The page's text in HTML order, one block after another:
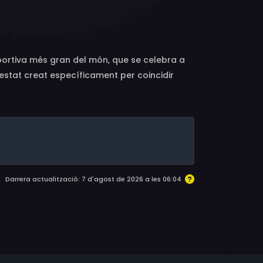
Ogata, Megumi Hayashibara, Yukiko
Hitotsuyanagi, Chafurin, Atsuko Yuya,
Hirano, Kenichi Suzumura, Taiten Kusunoki,
més gran del món, que se celebra a
creat específicament per coincidir
festa organitzada pels patrocinadors de
directius. En Conan dedueix que aquests
quan els WGS es van celebrar a
Darrera actualització: 7 d'agost de 2026 a les 06:04